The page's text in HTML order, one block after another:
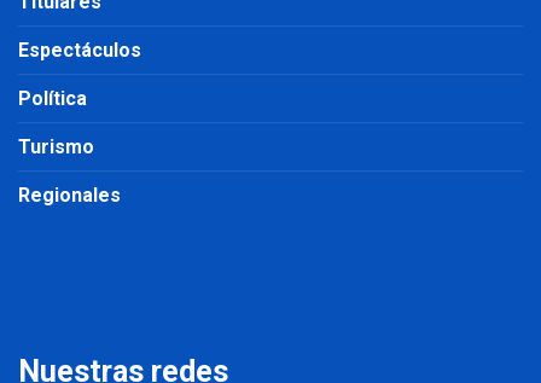
Espectáculos
Política
Turismo
Regionales
Nuestras redes